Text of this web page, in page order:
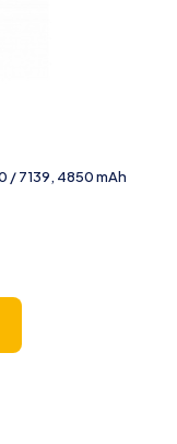
/ 7139, 4850 mAh